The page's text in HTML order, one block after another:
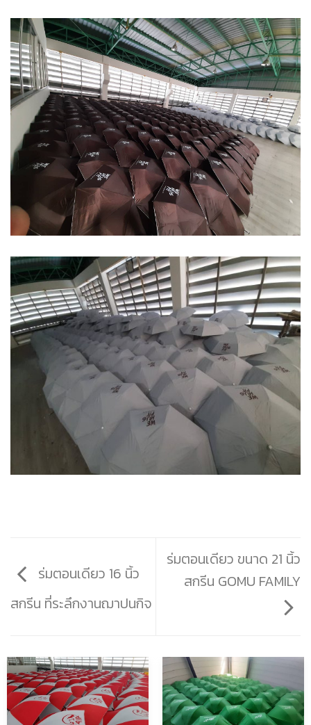
ร่มตอนเดียว 16 นิ้ว
สกรีน ที่ระลึกงานฌาปนกิจ
ร่มตอนเดียว ขนาด 21 นิ้ว
สกรีน GOMU FAMILY